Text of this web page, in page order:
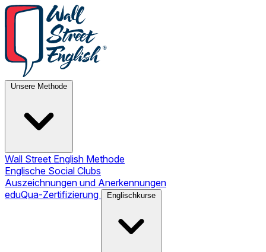
Unsere Methode
Wall Street English Methode
Englische Social Clubs
Auszeichnungen und Anerkennungen
eduQua-Zertifizierung
Englischkurse